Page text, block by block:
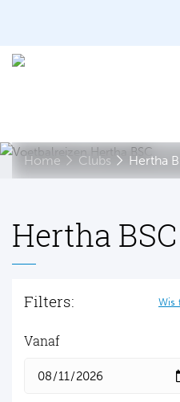
Home Clubs Hertha
Hertha
Filters: Wis
Vanaf